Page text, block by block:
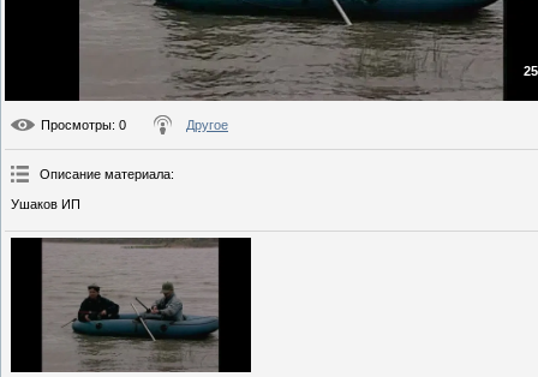
Просмотры: 0 Другое
Описание материала:
Ушаков ИП